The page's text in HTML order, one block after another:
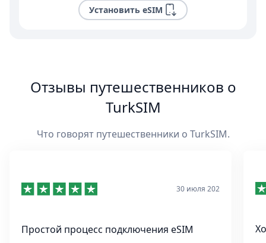
Установить eSIM
Отзывы путешественников о
TurkSIM
Что говорят путешественники о TurkSIM.
30 июля 202
Простой процесс подключения eSIM